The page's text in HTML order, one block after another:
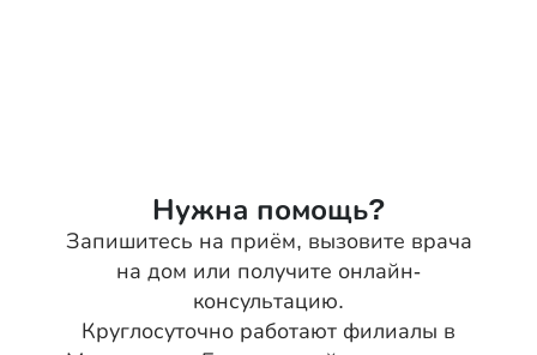
Нужна помощь?
Запишитесь на приём, вызовите врача
на дом или получите онлайн-
консультацию.
Круглосуточно работают филиалы в